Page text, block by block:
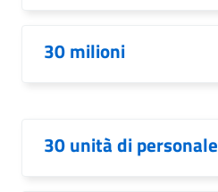
30 milioni
30 unità di personale